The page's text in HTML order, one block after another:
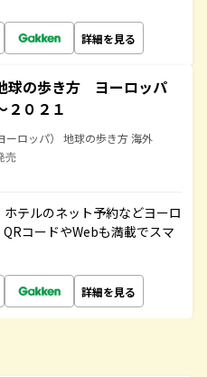
詳細を見る
球の歩き方 ヨーロッパ
２０２１
ーロッパ） 地球の歩き方 海外
売
テルのネット予約などヨーロ
コードやWebも満載でスマ
詳細を見る